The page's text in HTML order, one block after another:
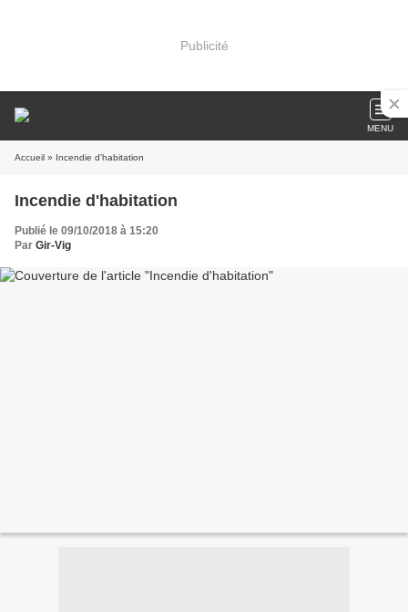
Publicité
MENU
Accueil » Incendie d'habitation
Incendie d'habitation
Publié le 09/10/2018 à 15:20
Par Gir-Vig